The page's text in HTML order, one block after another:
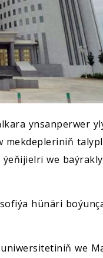
ynsanperwer
we
hünäri
we